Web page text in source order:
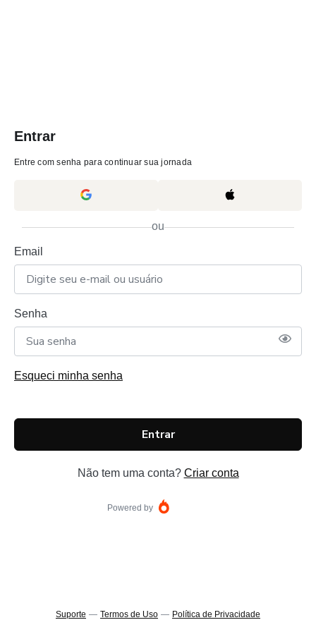
Entrar
Entre com senha para continuar sua jornada
ou
Email
Senha
Esqueci minha senha
Entrar
Não tem uma conta? Criar conta
Powered by
Suporte — Termos de Uso — Política de Privacidade